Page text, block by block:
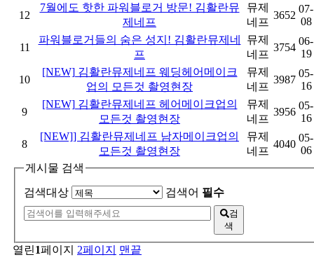
12
7월에도 핫한 파워블로거 방문! 김활란뮤
제네프
뮤제
네프
3652
07-
08
11
파워블로거들의 숨은 성지! 김활란뮤제네
프
뮤제
네프
3754
06-
19
10
[NEW] 김활란뮤제네프 웨딩헤어메이크
업의 모든것 촬영현장
뮤제
네프
3987
05-
16
9
[NEW] 김활란뮤제네프 헤어메이크업의
모든것 촬영현장
뮤제
네프
3956
05-
16
8
[NEW]] 김활란뮤제네프 남자메이크업의
모든것 촬영현장
뮤제
네프
4040
05-
06
게시물 검색
검색대상 검색어 필수
검
색
열린1페이지 2페이지 맨끝